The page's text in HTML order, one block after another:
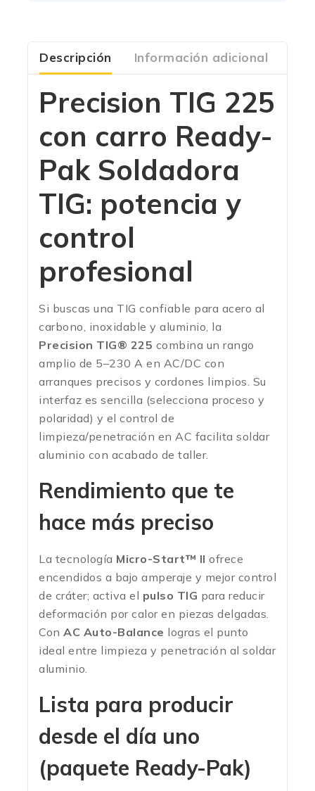
Descripción Información adicional
Precision TIG 225
con carro Ready-
Pak Soldadora
TIG: potencia y
control
profesional
Si buscas una TIG confiable para acero al
carbono, inoxidable y aluminio, la
Precision TIG® 225 combina un rango
amplio de 5–230 A en AC/DC con
arranques precisos y cordones limpios. Su
interfaz es sencilla (selecciona proceso y
polaridad) y el control de
limpieza/penetración en AC facilita soldar
aluminio con acabado de taller.
Rendimiento que te
hace más preciso
La tecnología Micro-Start™ II ofrece
encendidos a bajo amperaje y mejor control
de cráter; activa el pulso TIG para reducir
deformación por calor en piezas delgadas.
Con AC Auto-Balance logras el punto
ideal entre limpieza y penetración al soldar
aluminio.
Lista para producir
desde el día uno
(paquete Ready-Pak)